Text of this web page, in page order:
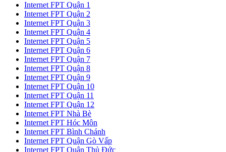
Internet FPT Quận 1
Internet FPT Quận 2
Internet FPT Quận 3
Internet FPT Quận 4
Internet FPT Quận 5
Internet FPT Quận 6
Internet FPT Quận 7
Internet FPT Quận 8
Internet FPT Quận 9
Internet FPT Quận 10
Internet FPT Quận 11
Internet FPT Quận 12
Internet FPT Nhà Bè
Internet FPT Hóc Môn
Internet FPT Bình Chánh
Internet FPT Quận Gò Vấp
Internet FPT Quận Thủ Đức